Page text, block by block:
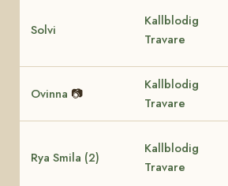
Solvi
Kallblodig
Travare
Ovinna 📷
Kallblodig
Travare
Rya Smila (2)
Kallblodig
Travare